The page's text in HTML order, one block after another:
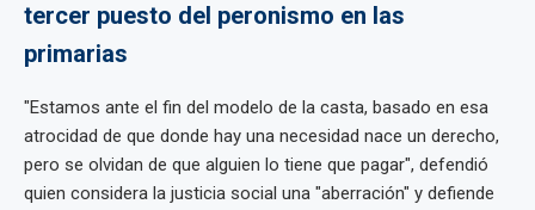
tercer puesto del peronismo en las
primarias
"Estamos ante el fin del modelo de la casta, basado en esa
atrocidad de que donde hay una necesidad nace un derecho,
pero se olvidan de que alguien lo tiene que pagar", defendió
quien considera la justicia social una "aberración" y defiende